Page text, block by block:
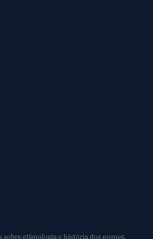
sobre etimologia e história dos nomes.